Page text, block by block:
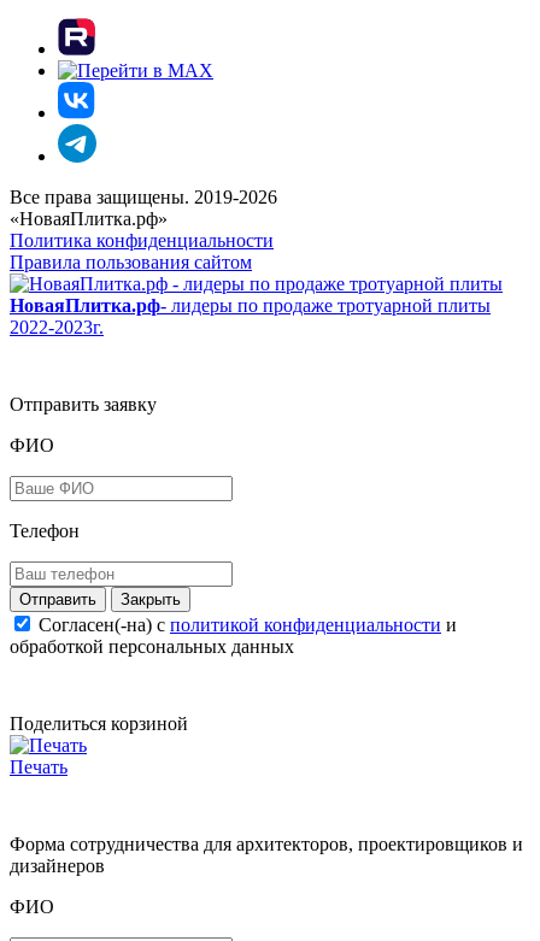
Все права защищены. 2019-2026
«НоваяПлитка.рф»
Политика конфиденциальности
Правила пользования сайтом
НоваяПлитка.рф- лидеры по продаже тротуарной плиты
2022-2023г.
Отправить заявку
ФИО
Телефон
Закрыть
Согласен(-на) c политикой конфиденциальности и
обработкой персональных данных
Поделиться корзиной
Печать
Форма сотрудничества для архитекторов, проектировщиков и
дизайнеров
ФИО